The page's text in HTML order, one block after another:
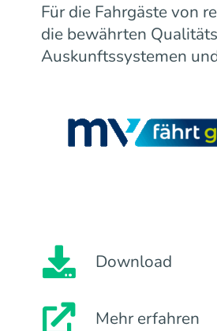
Für die Fahrgäste von
die bewährten
Auskunftssystemen
Download
Mehr erfahren